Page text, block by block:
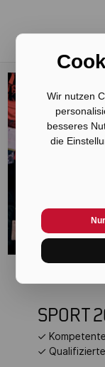
Wir nutzen
besseres
die
SPORT
✓
✓